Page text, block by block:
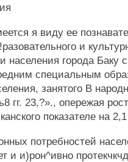
я виду ее
и
населения города
специальным
занятого В
гг. 23,?»., опережая
показателе на
потребностей
и и)рон^ивно